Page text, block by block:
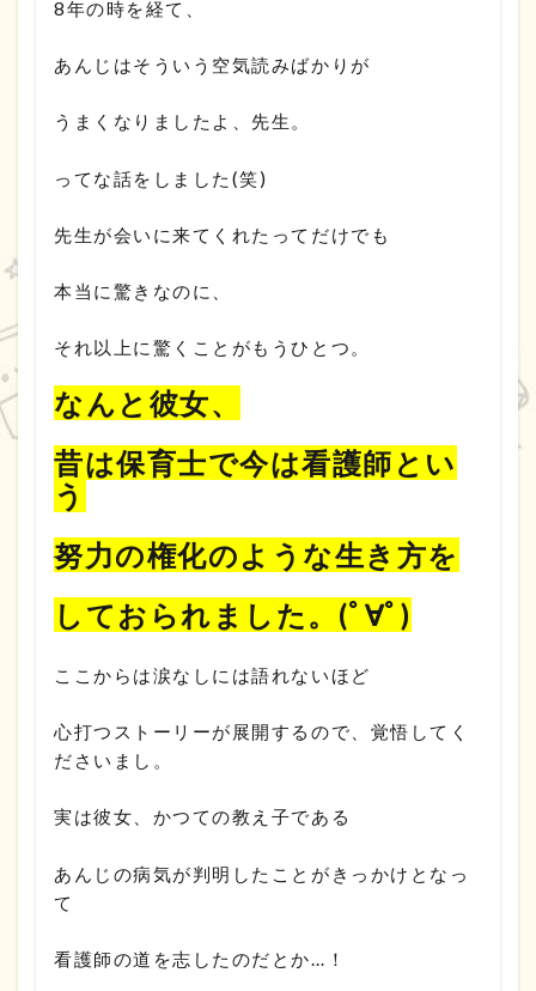
8年の時を経て、
あんじはそういう空気読みばかりが
うまくなりましたよ、先生。
ってな話をしました(笑)
先生が会いに来てくれたってだけでも
本当に驚きなのに、
それ以上に驚くことがもうひとつ。
なんと彼女、
昔は保育士で今は看護師とい
う
努力の権化のような生き方を
しておられました。(ﾟ∀ﾟ)
ここからは涙なしには語れないほど
心打つストーリーが展開するので、覚悟してく
ださいまし。
実は彼女、かつての教え子である
あんじの病気が判明したことがきっかけとなっ
て
看護師の道を志したのだとか…！